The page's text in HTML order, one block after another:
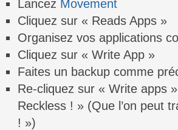
Lancez Movement
Cliquez sur « Reads Apps »
Organisez vos applications
Cliquez sur « Write App »
Faites un backup comme
Re-cliquez sur « Write apps
Reckless ! » (Que l’on peut
! »)